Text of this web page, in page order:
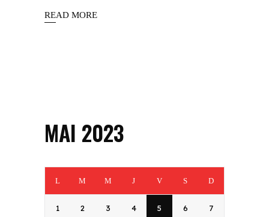
READ MORE
MAI 2023
L M M J V S D
1 2 3 4 5 6 7